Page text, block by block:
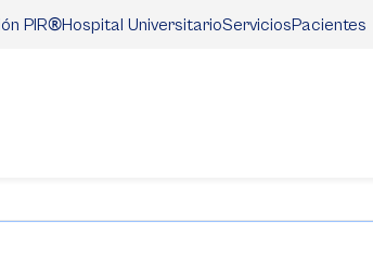
PIR®Hospital UniversitarioServiciosPacientes